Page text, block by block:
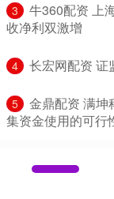
3
牛360配资 上
收净利双激增
4 长宏网配资 证
5
金鼎配资 满坤
集资金使用的可行